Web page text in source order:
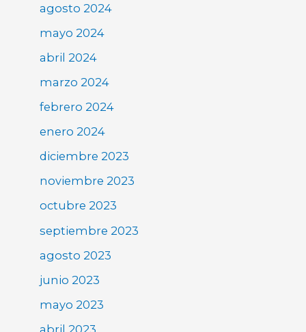
agosto 2024
mayo 2024
abril 2024
marzo 2024
febrero 2024
enero 2024
diciembre 2023
noviembre 2023
octubre 2023
septiembre 2023
agosto 2023
junio 2023
mayo 2023
abril 2023